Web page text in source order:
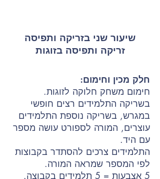
שיעור שני בזריקה ותפיסה
זריקה ותפיסה בזוגות
חלק מכין וחימום:
חימום משחק חלוקה לזוגות.
בשריקה התלמידים רצים חופשי
במגרש, בשריקה נוספת התלמידים
עוצרים, המורה לספורט עושה מספר
עם היד.
התלמידים צרכים להסתדר בקבוצות
לפי המספר שמראה המורה.
5 אצבעות = 5 תלמידים בקבוצה.